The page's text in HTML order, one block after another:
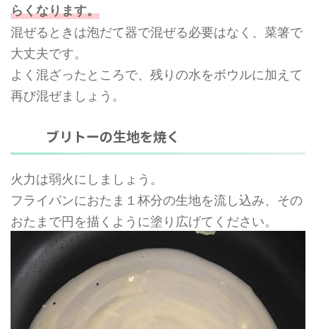
らくなります。
混ぜるときは泡だて器で混ぜる必要はなく、菜箸で
大丈夫です。
よく混ざったところで、残りの水をボウルに加えて
再び混ぜましょう。
ブリトーの生地を焼く
火力は弱火にしましょう。
フライパンにおたま１杯分の生地を流し込み、その
おたまで円を描くように塗り広げてください。